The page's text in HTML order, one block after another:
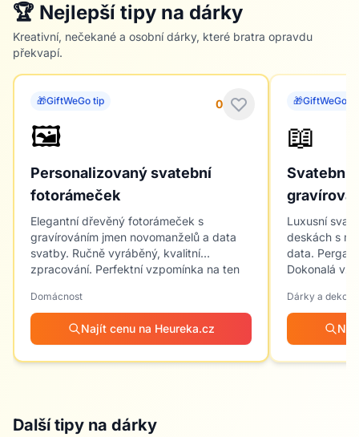
🏆 Nejlepší tipy na dárky
Kreativní, nečekané a osobní dárky, které bratra opravdu
překvapí.
0
🎁GiftWeGo tip
🖼️
Personalizovaný svatební
fotorámeček
Elegantní dřevěný fotorámeček s
gravírováním jmen novomanželů a data
svatby. Ručně vyráběný, kvalitní
zpracování. Perfektní vzpomínka na ten
Domácnost
Najít cenu na Heureka.cz
🎁GiftWeGo
📖
Svatební
Luxusní
deskách s
data.
Dokonalá
Dárky a
Další tipy na dárky